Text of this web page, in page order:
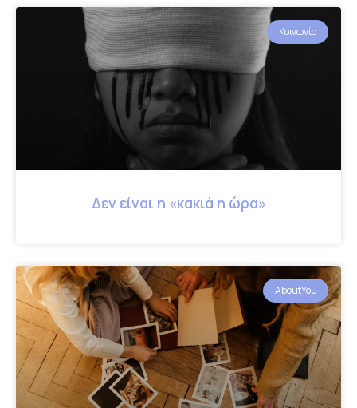
Κοινωνία
Δεν είναι η «κακιά η ώρα»
AboutYou